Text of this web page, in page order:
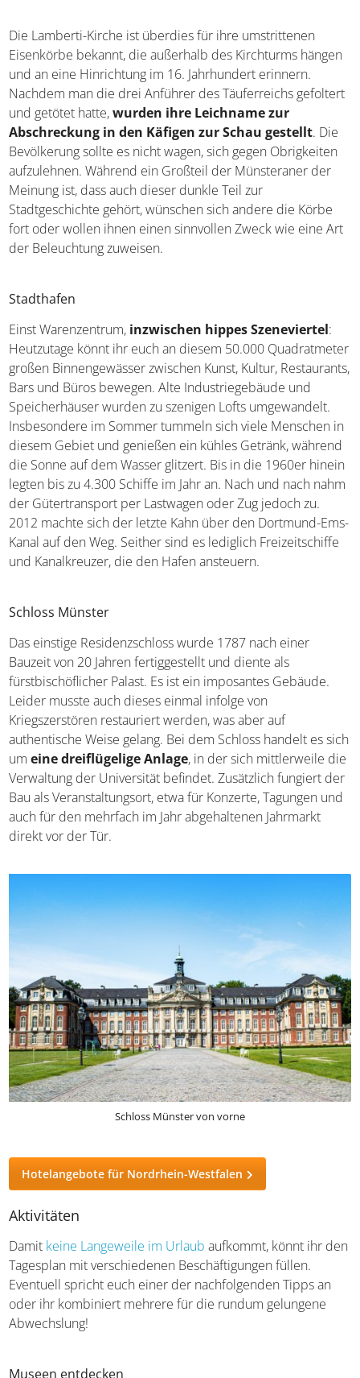
Die Lamberti-Kirche ist überdies für ihre umstrittenen
Eisenkörbe bekannt, die außerhalb des Kirchturms hängen
und an eine Hinrichtung im 16. Jahrhundert erinnern.
Nachdem man die drei Anführer des Täuferreichs gefoltert
und getötet hatte,wurden ihre Leichname zur
Abschreckung in den Käfigen zur Schau gestellt. Die
Bevölkerung sollte es nicht wagen, sich gegen Obrigkeiten
aufzulehnen. Während ein Großteil der Münsteraner der
Meinung ist, dass auch dieser dunkle Teil zur
Stadtgeschichte gehört, wünschen sich andere die Körbe
fort oder wollen ihnen einen sinnvollen Zweck wie eine Art
der Beleuchtung zuweisen.
Stadthafen
Einst Warenzentrum, inzwischen hippes Szeneviertel:
Heutzutage könnt ihr euch an diesem 50.000 Quadratmeter
großen Binnengewässer zwischen Kunst, Kultur, Restaurants,
Bars und Büros bewegen. Alte Industriegebäude und
Speicherhäuser wurden zu szenigen Lofts umgewandelt.
Insbesondere im Sommer tummeln sich viele Menschen in
diesem Gebiet und genießen ein kühles Getränk, während
die Sonne auf dem Wasser glitzert. Bis in die 1960er hinein
legten bis zu 4.300 Schiffe im Jahr an. Nach und nach nahm
der Gütertransport per Lastwagen oder Zug jedoch zu.
2012 machte sich der letzte Kahn über den Dortmund-Ems-
Kanal auf den Weg. Seither sind es lediglich Freizeitschiffe
und Kanalkreuzer, die den Hafen ansteuern.
Schloss Münster
Das einstige Residenzschloss wurde 1787 nach einer
Bauzeit von 20 Jahren fertiggestellt und diente als
fürstbischöflicher Palast. Es ist ein imposantes Gebäude.
Leider musste auch dieses einmal infolge von
Kriegszerstören restauriert werden, was aber auf
authentische Weise gelang. Bei dem Schloss handelt es sich
umeine dreiflügelige Anlage, in der sich mittlerweile die
Verwaltung der Universität befindet. Zusätzlich fungiert der
Bau als Veranstaltungsort, etwa für Konzerte, Tagungen und
auch für den mehrfach im Jahr abgehaltenen Jahrmarkt
direkt vor der Tür.
Schloss Münster von vorne
Hotelangebote für Nordrhein-Westfalen
Aktivitäten
Damit keine Langeweile im Urlaub aufkommt, könnt ihr den
Tagesplan mit verschiedenen Beschäftigungen füllen.
Eventuell spricht euch einer der nachfolgenden Tipps an
oder ihr kombiniert mehrere für die rundum gelungene
Abwechslung!
Museen entdecken